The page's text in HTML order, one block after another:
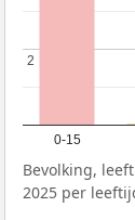
0-15
2
2
Bevolking,
2025 per